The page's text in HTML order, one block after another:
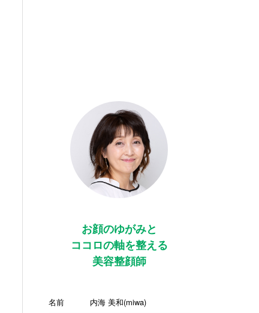
お顔のゆがみと
ココロの軸を整える
美容整顔師
名前
内海 美和(miwa)